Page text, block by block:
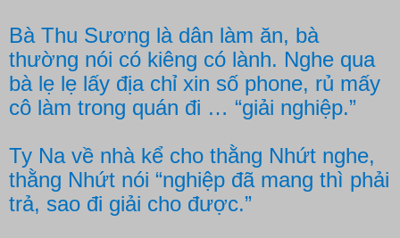
Bà Thu Sương là dân làm ăn, bà
thường nói có kiêng có lành. Nghe qua
bà lẹ lẹ lấy địa chỉ xin số phone, rủ mấy
cô làm trong quán đi … “giải nghiệp.”
Ty Na về nhà kể cho thằng Nhứt nghe,
thằng Nhứt nói “nghiệp đã mang thì phải
trả, sao đi giải cho được.”